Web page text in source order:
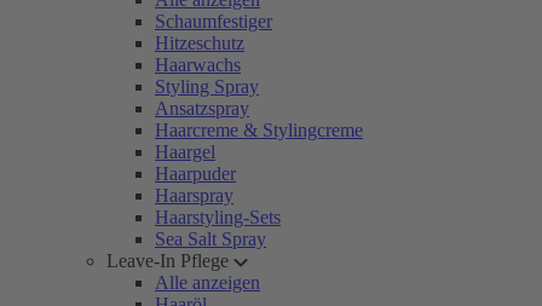
Schaumfestiger
Hitzeschutz
Haarwachs
Styling Spray
Ansatzspray
Haarcreme & Stylingcreme
Haargel
Haarpuder
Haarspray
Haarstyling-Sets
Sea Salt Spray
Leave-In Pflege
Alle anzeigen